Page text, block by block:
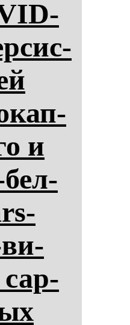
и
бел­
ви­
сар­